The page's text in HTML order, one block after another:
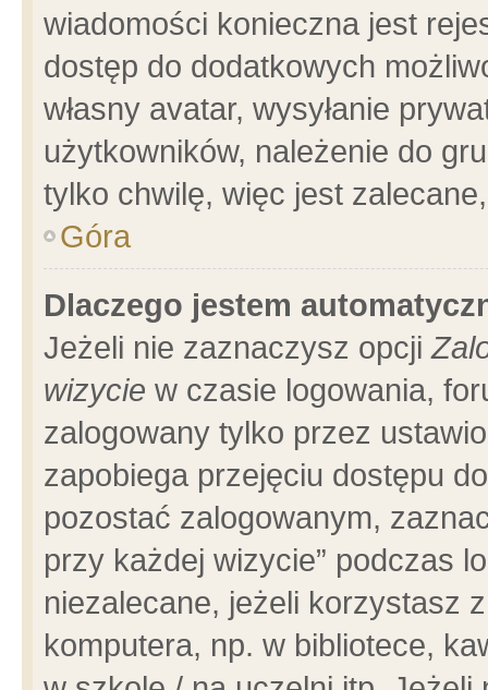
wiadomości konieczna jest
dostęp do dodatkowych
własny avatar, wysyłanie
użytkowników, należenie do
tylko chwilę, więc jest
Góra
Dlaczego jestem
Jeżeli nie zaznaczysz opcji
wizycie w czasie logowania,
zalogowany tylko przez
zapobiega przejęciu dostępu
pozostać zalogowanym,
przy każdej wizycie” podczas
niezalecane, jeżeli korzystasz
komputera, np. w bibliotece,